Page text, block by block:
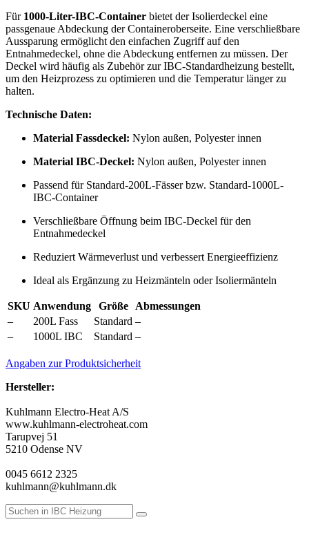
Für 1000-Liter-IBC-Container bietet der Isolierdeckel eine
passgenaue Abdeckung der Containeroberseite. Eine verschließbare
Aussparung ermöglicht den einfachen Zugriff auf den
Entnahmedeckel, ohne die Abdeckung entfernen zu müssen. Der
Deckel wird häufig als Zubehör zur IBC-Standardheizung bestellt,
um den Heizprozess zu optimieren und die Temperatur länger zu
halten.
Technische Daten:
Material Fassdeckel: Nylon außen, Polyester innen
Material IBC-Deckel: Nylon außen, Polyester innen
Passend für Standard-200L-Fässer bzw. Standard-1000L-
IBC-Container
Verschließbare Öffnung beim IBC-Deckel für den
Entnahmedeckel
Reduziert Wärmeverlust und verbessert Energieeffizienz
Ideal als Ergänzung zu Heizmänteln oder Isoliermänteln
SKU Anwendung Größe
Abmessungen
–
200L Fass Standard –
–
1000L IBC Standard –
Angaben zur Produktsicherheit
Hersteller:
Kuhlmann Electro-Heat A/S
www.kuhlmann-electroheat.com
Tarupvej 51
5210 Odense NV
0045 6612 2325
kuhlmann@kuhlmann.dk